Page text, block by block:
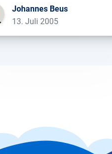
Johannes Beus
13. Juli 2005